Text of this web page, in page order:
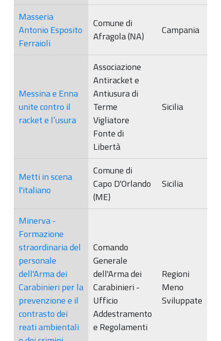
Masseria
Antonio Esposito
Ferraioli
Comune di
Afragola (NA)
Campania
Messina e Enna
unite contro il
racket e l’usura
Associazione
Antiracket e
Antiusura di
Terme
Vigliatore
Fonte di
Libertà
Sicilia
Metti in scena
l'italiano
Comune di
Capo D'Orlando
(ME)
Sicilia
Minerva -
Formazione
straordinaria del
personale
dell'Arma dei
Carabinieri per la
prevenzione e il
contrasto dei
reati ambientali
Comando
Generale
dell'Arma dei
Carabinieri -
Ufficio
Addestramento
e Regolamenti
Regioni
Meno
Sviluppate